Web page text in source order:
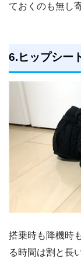
ておくのも無し
6.ヒップシー
搭乗時も降機時
る時間は割と長